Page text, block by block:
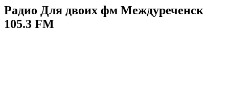
Радио Для двоих фм Междуреченск
105.3 FM